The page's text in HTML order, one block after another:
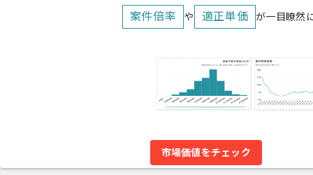
案件倍率 や 適正単価 が一目瞭然
市場価値をチェック